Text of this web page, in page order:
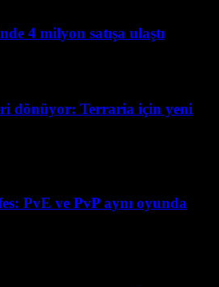
4 milyon satışa ulaştı
dönüyor: Terraria için yeni
PvE ve PvP aynı oyunda